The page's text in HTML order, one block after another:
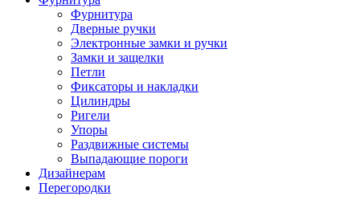
Фурнитура
Дверные ручки
Электронные замки и ручки
Замки и защелки
Петли
Фиксаторы и накладки
Цилиндры
Ригели
Упоры
Раздвижные системы
Выпадающие пороги
Дизайнерам
Перегородки